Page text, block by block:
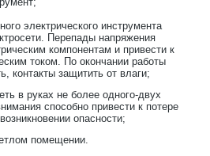
электрического инструмента
Перепады напряжения
компонентам и привести к
током. По окончании работы
контакты защитить от влаги;
в руках не более одного-двух
способно привести к потере
опасности;
помещении.